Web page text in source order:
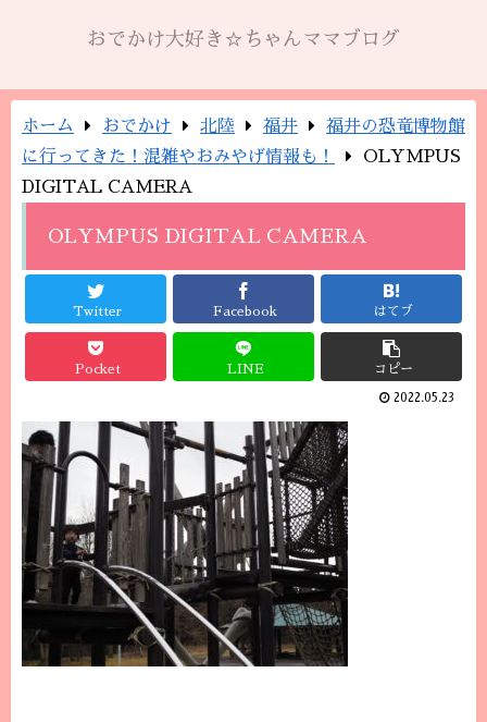
おでかけ大好き☆ちゃんママブログ
ホーム おでかけ 北陸 福井
福井の恐竜博物館
に行ってきた！混雑やおみやげ情報も！
OLYMPUS
DIGITAL CAMERA
OLYMPUS DIGITAL CAMERA
Twitter Facebook はてブ
Pocket LINE コピー
2022.05.23